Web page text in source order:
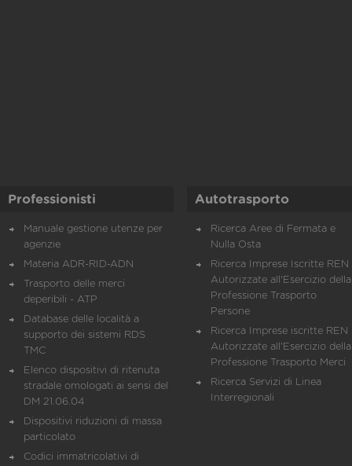
Professionisti
Manuale gestione utenze per
agenzie
Materia ADR-RID-ADN
Trasporto delle merci
deperibili - ATP
Database delle località a
supporto dei sistemi RDS
TMC
Elenco dispositivi di ritenuta
stradale omologati ai sensi del
DM 21.06.04
Dispositivi riduzioni di massa
particolato
Codici immatricolativi di
Autotrasporto
Ricerca Aree di Fermata e
Nulla Osta
Ricerca Imprese Iscritte REN
Autorizzate all'Esercizio della
Professione Trasporto
Persone
Ricerca Imprese iscritte REN
Autorizzate all'Esercizio della
Professione Trasporto Merci
Ricerca Servizi di Linea
Interregionali